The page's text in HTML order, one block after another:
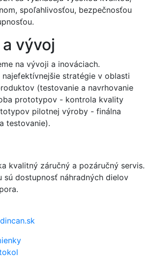
spoľahlivosťou, bezpečnosťou
vývoj
na vývoji a inováciach.
najefektívnejšie stratégie v oblasti
(testovanie a navrhovanie
prototypov - kontrola kvality
pilotnej výroby - finálna
testovanie).
kvalitný záručný a pozáručný servis.
sú dostupnosť náhradných dielov